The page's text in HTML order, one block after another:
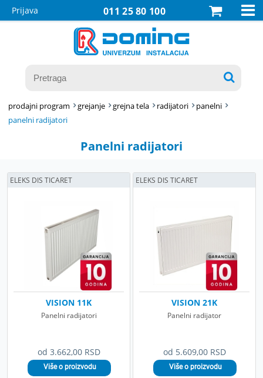
011 25 80 100
Prijava 

prodajni program grejanje grejna tela radijatori
panelni
panelni radijatori
Panelni radijatori
od 3.662,00 RSD
VISION 11K
Panelni radijatori
ELEKS DIS TICARET
od 5.609,00 RSD
VISION 21K
Panelni radijator
ELEKS DIS TICARET